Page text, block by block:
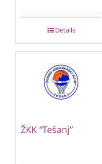
Details
ŽKK “Tešanj”